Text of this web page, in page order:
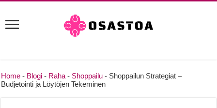
Home - Blogi - Raha - Shoppailu - Shoppailun Strategiat –
Budjetointi ja Löytöjen Tekeminen